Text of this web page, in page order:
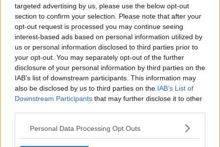
targeted advertising by us, please use the below opt-out
section to confirm your selection. Please note that after your
opt-out request is processed you may continue seeing
interest-based ads based on personal information utilized by
us or personal information disclosed to third parties prior to
your opt-out. You may separately opt-out of the further
disclosure of your personal information by third parties on the
IAB’s list of downstream participants. This information may
also be disclosed by us to third parties on the IAB’s List of
Downstream Participants that may further disclose it to other
Personal Data Processing Opt Outs
Klatscht 0
Besucher 0
Vorheriger Artikel
„Remco hat das
Gefühl, dass er wieder
auf dem richtigen
Weg ist“ – Evenepoel
Tour of Britain zurück
Nächster Artikel
„Bruno ist keine
natürliche
Führungspersönlichkeit"
- Armirail könnte aber
ein „perfekter
Teamkollege" bei Visma
sein